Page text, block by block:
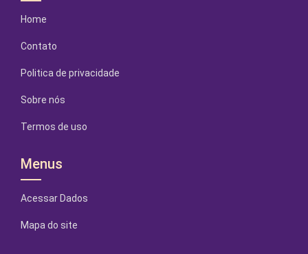
Home
Contato
Politica de privacidade
Sobre nós
Termos de uso
Menus
Acessar Dados
Mapa do site